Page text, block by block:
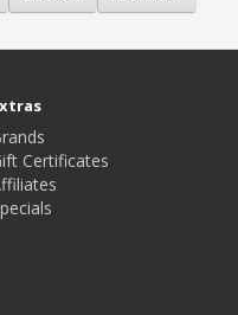
Certificates